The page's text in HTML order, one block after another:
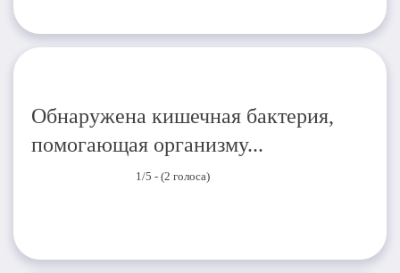
Обнаружена кишечная бактерия,
помогающая организму...
1/5 - (2 голоса)